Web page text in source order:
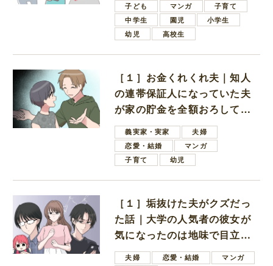
子ども
マンガ
子育て
中学生
園児
小学生
幼児
高校生
［１］お金くれくれ夫｜知人
の連帯保証人になっていた夫
が家の貯金を全額おろしてほ
しいと言ってきた
義実家・実家
夫婦
恋愛・結婚
マンガ
子育て
幼児
［１］垢抜けた夫がクズだっ
た話｜大学の人気者の彼女が
気になったのは地味で目立た
ない男子学生
夫婦 恋愛・結婚
マンガ